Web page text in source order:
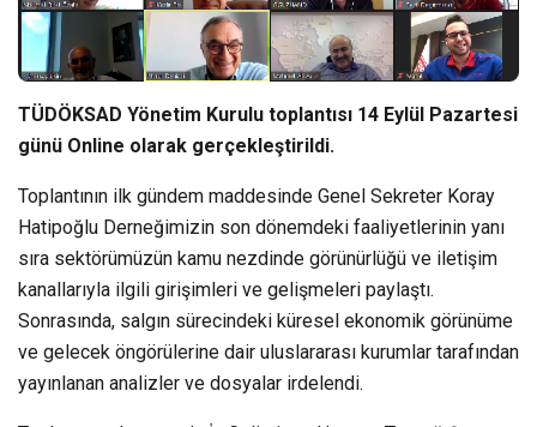
TÜDÖKSAD Yönetim Kurulu toplantısı 14 Eylül Pazartesi
günü Online olarak gerçekleştirildi.
Toplantının ilk gündem maddesinde Genel Sekreter Koray
Hatipoğlu Derneğimizin son dönemdeki faaliyetlerinin yanı
sıra sektörümüzün kamu nezdinde görünürlüğü ve iletişim
kanallarıyla ilgili girişimleri ve gelişmeleri paylaştı.
Sonrasında, salgın sürecindeki küresel ekonomik görünüme
ve gelecek öngörülerine dair uluslararası kurumlar tarafından
yayınlanan analizler ve dosyalar irdelendi.